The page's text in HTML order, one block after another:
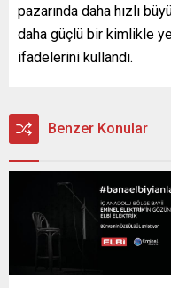
pazarında daha hızlı
daha güçlü bir kimlikle
ifadelerini kullandı.
Benzer Konular